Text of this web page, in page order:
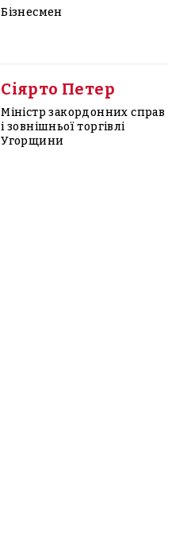
Бізнесмен
Сіярто Петер
Міністр закордонних справ
і зовнішньої торгівлі
Угорщини